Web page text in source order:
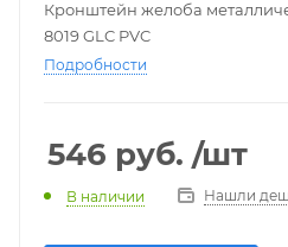
Кронштейн желоба
8019 GLC PVC
Подробности
546 руб. /шт
В наличии Нашли